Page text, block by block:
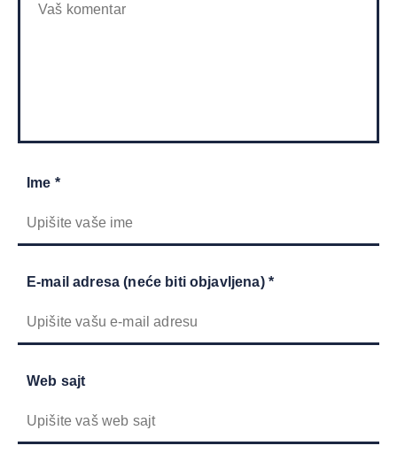
Ime *
E-mail adresa (neće biti objavljena) *
Web sajt